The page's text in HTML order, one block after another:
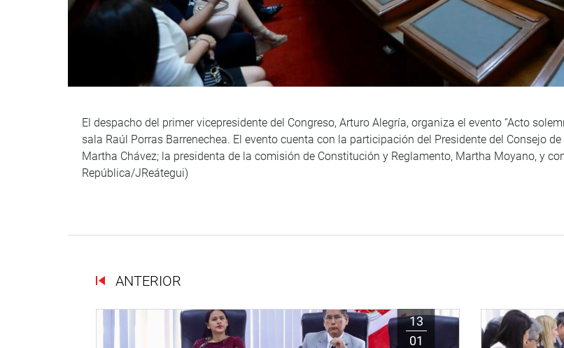
El despacho del primer vicepresidente del Congreso, Arturo Alegría, organiza el evento “Acto
sala Raúl Porras Barrenechea. El evento cuenta con la participación del Presidente del Consejo
Martha Chávez; la presidenta de la comisión de Constitución y Reglamento, Martha Moyano, y
República/JReátegui)
ANTERIOR
13
01